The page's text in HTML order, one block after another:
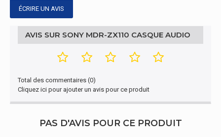
ÉCRIRE UN AVIS
AVIS SUR SONY MDR-ZX110 CASQUE AUDIO
Total des commentaires (0)
Cliquez ici pour ajouter un avis pour ce produit
PAS D'AVIS POUR CE PRODUIT